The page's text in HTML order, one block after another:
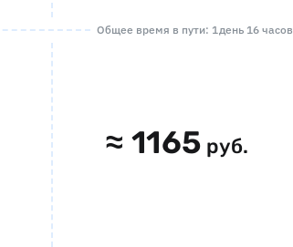
Общее время в пути: 1 день 16 часов
≈1165 руб.